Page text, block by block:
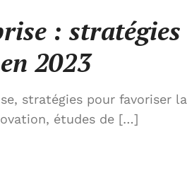
: stratégies
2023
stratégies pour favoriser la
études de […]